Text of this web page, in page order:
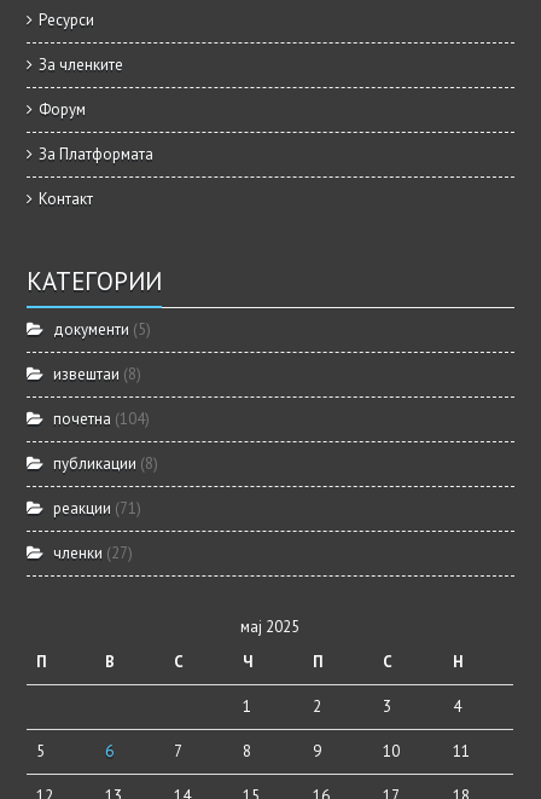
Ресурси
За членките
Форум
За Платформата
Контакт
КАТЕГОРИИ
документи (5)
извештаи (8)
почетна (104)
публикации (8)
реакции (71)
членки (27)
мај 2025
П
В С Ч П С Н
1 2 3 4
5 6 7 8 9 10 11